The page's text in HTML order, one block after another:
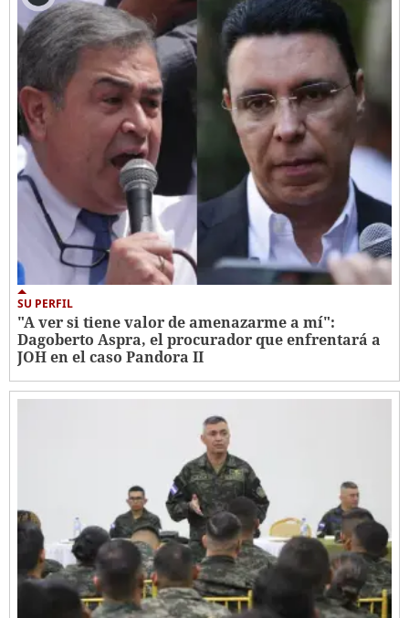
SU PERFIL
"A ver si tiene valor de amenazarme a mí":
Dagoberto Aspra, el procurador que enfrentará a
JOH en el caso Pandora II